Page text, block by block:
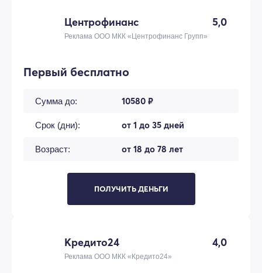
Центрофинанс 5,0
Реклама ООО МКК «Центрофинанс Групп»
Первый бесплатно
Сумма до: 10580 ₽
Срок (дни): от 1 до 35 дней
Возраст: от 18 до 78 лет
ПОЛУЧИТЬ ДЕНЬГИ
Кредито24 4,0
Реклама ООО МКК «Кредито24»